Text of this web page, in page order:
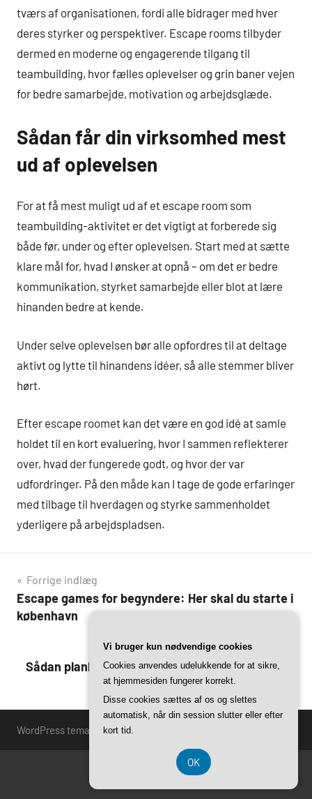
tværs af organisationen, fordi alle bidrager med hver
deres styrker og perspektiver. Escape rooms tilbyder
dermed en moderne og engagerende tilgang til
teambuilding, hvor fælles oplevelser og grin baner vejen
for bedre samarbejde, motivation og arbejdsglæde.
Sådan får din virksomhed mest
ud af oplevelsen
For at få mest muligt ud af et escape room som
teambuilding-aktivitet er det vigtigt at forberede sig
både før, under og efter oplevelsen. Start med at sætte
klare mål for, hvad I ønsker at opnå – om det er bedre
kommunikation, styrket samarbejde eller blot at lære
hinanden bedre at kende.
Under selve oplevelsen bør alle opfordres til at deltage
aktivt og lytte til hinandens idéer, så alle stemmer bliver
hørt.
Efter escape roomet kan det være en god idé at samle
holdet til en kort evaluering, hvor I sammen reflekterer
over, hvad der fungerede godt, og hvor der var
udfordringer. På den måde kan I tage de gode erfaringer
med tilbage til hverdagen og styrke sammenholdet
yderligere på arbejdspladsen.
Indlægsnavigation
Forrige indlæg
Escape games for begyndere: Her skal du starte i
københavn
Næste indlæg
Sådan planlægger du den perfekte teambuilding
med escape game i hovedstaden
WordPress tema: Harrison by ThemeZee.
CVR 37407739
Vi bruger kun nødvendige cookies
Cookies anvendes udelukkende for at sikre,
at hjemmesiden fungerer korrekt.
Disse cookies sættes af os og slettes
automatisk, når din session slutter eller efter
kort tid.
OK